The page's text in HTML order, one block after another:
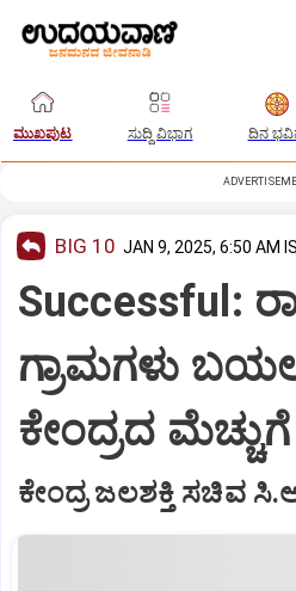
ಮುಖಪುಟ ಸುದ್ದಿ ವಿಭಾಗ ದಿನ
BIG 10 JAN 9, 2025, 6:50 AM
Successful:
ಗ್ರಾಮಗಳು
ಕೇಂದ್ರದ ಮೆಚ್ಚುಗೆ
ಕೇಂದ್ರ ಜಲಶಕ್ತಿ ಸಚಿವ